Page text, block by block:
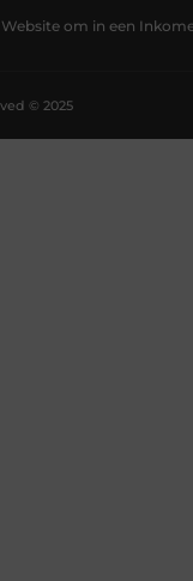
om in een
© 2025